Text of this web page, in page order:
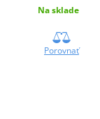
Na sklade
Porovnať